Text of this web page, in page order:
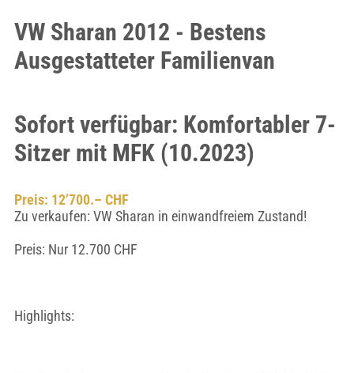
VW Sharan 2012 - Bestens
Ausgestatteter Familienvan
Sofort verfügbar: Komfortabler 7-
Sitzer mit MFK (10.2023)
Preis: 12’700.– CHF
Zu verkaufen: VW Sharan in einwandfreiem Zustand!
Preis: Nur 12.700 CHF
Highlights: